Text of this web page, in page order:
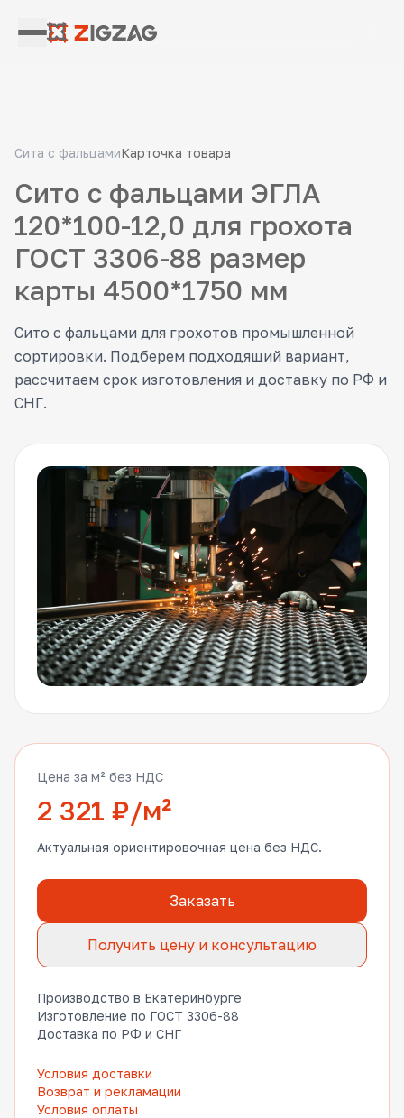
Сита с фальцамиКарточка товара
Сито с фальцами ЭГЛА
120*100-12,0 для грохота
ГОСТ 3306-88 размер
карты 4500*1750 мм
Сито с фальцами для грохотов промышленной
сортировки. Подберем подходящий вариант,
рассчитаем срок изготовления и доставку по РФ и
СНГ.
Цена за м² без НДС
2 321 ₽/м²
Актуальная ориентировочная цена без НДС.
Заказать
Получить цену и консультацию
Производство в Екатеринбурге
Изготовление по ГОСТ 3306-88
Доставка по РФ и СНГ
Условия доставки
Возврат и рекламации
Условия оплаты